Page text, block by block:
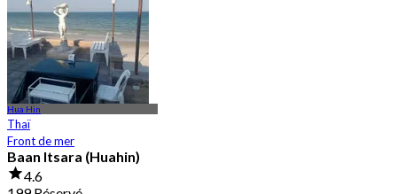
Hua Hin
Thaï
Front de mer
Baan Itsara (Huahin)
4.6